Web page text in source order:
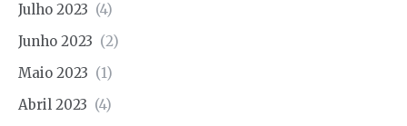
Julho 2023 (4)
Junho 2023 (2)
Maio 2023 (1)
Abril 2023 (4)